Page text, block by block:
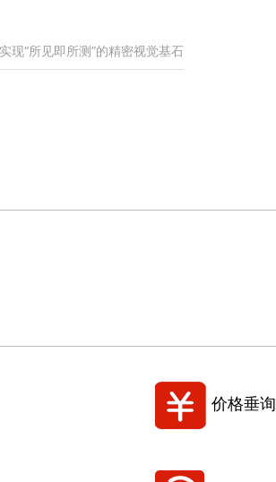
现“所见即所测”的精密视觉基石
价格垂询